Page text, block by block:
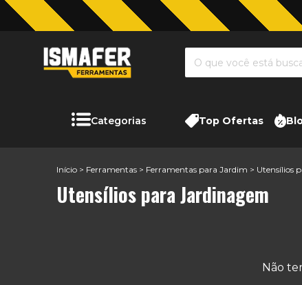
Categorias Top Ofertas
Início > Ferramentas > Ferramentas para Jardim > Utensílios
Utensílios para Jardinagem
Não